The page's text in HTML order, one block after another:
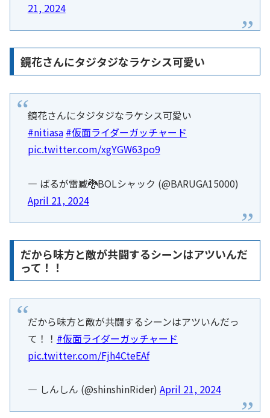
21, 2024
鏡花さんにタジタジなラケシス可愛い
鏡花さんにタジタジなラケシス可愛い
#nitiasa #仮面ライダーガッチャード
pic.twitter.com/xgYGW63po9
— ばるが雷臧🐉BOLシャック (@BARUGA15000)
April 21, 2024
だから味方と敵が共闘するシーンはアツいんだ
って！！
だから味方と敵が共闘するシーンはアツいんだっ
て！！ #仮面ライダーガッチャード
pic.twitter.com/Fjh4CteEAf
— しんしん (@shinshinRider) April 21, 2024